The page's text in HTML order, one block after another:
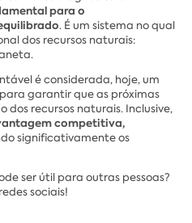
para o
. É um sistema no qual
dos recursos naturais:
é considerada, hoje, um
garantir que as próximas
dos recursos naturais. Inclusive,
competitiva,
significativamente os
ser útil para outras pessoas?
sociais!